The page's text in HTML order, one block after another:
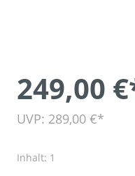
249,00
UVP: 289,00 €*
Inhalt: 1